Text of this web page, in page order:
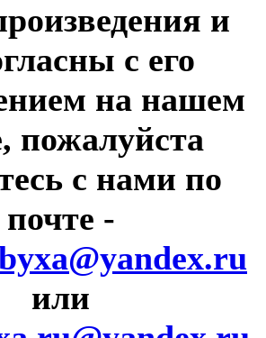
и
с его
на нашем
пожалуйста
с нами по
почте -
или